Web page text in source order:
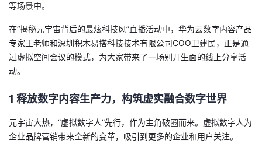
者
的
博
我
的
我
发
者
学
堂
Programs
的
支
持
我
等场景中。
在“揭秘元宇宙背后的最炫科技风”直播活动中， 华为云数字内容产品
专家王老师和深圳积木易搭科技技术有限公司COO卫建民，正是通
过虚拟空间会议的模式，为大家带来了一场别开生面的线上分享活
动。
1 释放数字内容生产力，构筑虚实融合数字世界
元宇宙大热，“虚拟数字人”先行，作为主角破圈而来。虚拟数字人为
企业品牌营销带来全新的变革，吸引到更多的企业和用户关注。